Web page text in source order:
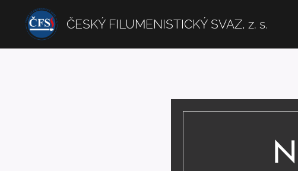
ČESKÝ FILUMENISTICKÝ SVAZ, z. s.